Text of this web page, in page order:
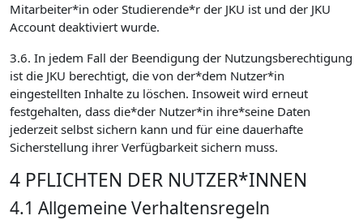
Mitarbeiter*in oder Studierende*r der JKU ist und der JKU
Account deaktiviert wurde.
3.6. In jedem Fall der Beendigung der Nutzungsberechtigung
ist die JKU berechtigt, die von der*dem Nutzer*in
eingestellten Inhalte zu löschen. Insoweit wird erneut
festgehalten, dass die*der Nutzer*in ihre*seine Daten
jederzeit selbst sichern kann und für eine dauerhafte
Sicherstellung ihrer Verfügbarkeit sichern muss.
4 PFLICHTEN DER NUTZER*INNEN
4.1 Allgemeine Verhaltensregeln